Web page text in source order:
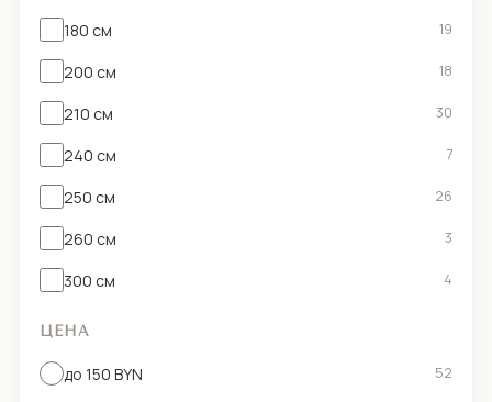
180 см 19
200 см 18
210 см 30
240 см 7
250 см 26
260 см 3
300 см 4
ЦЕНА
до 150 BYN 52